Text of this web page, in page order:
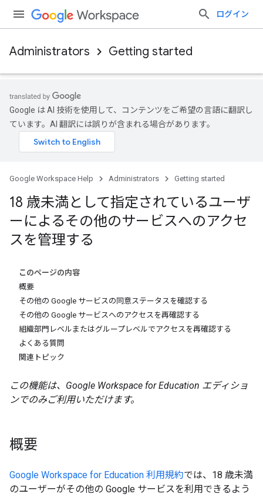
ログイン
Administrators Getting started
Google は AI 技術を使用して、コンテンツをご希望の言語に翻訳し
ています。AI 翻訳には誤りが含まれる場合があります。
Google Workspace Help Administrators Getting started
18 歳未満として指定されているユーザ
ーによるその他のサービスへのアクセ
スを管理する
このページの内容
概要
その他の Google サービスの同意ステータスを確認する
その他の Google サービスへのアクセスを再確認する
組織部門レベルまたはグループレベルでアクセスを再確認する
よくある質問
関連トピック
この機能は、Google Workspace for Education エディショ
ンでのみご利用いただけます。
概要
Google Workspace for Education 利用規約では、18 歳未満
のユーザーがその他の Google サービスを利用できるよう